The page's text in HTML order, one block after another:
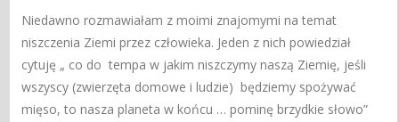
Niedawno rozmawiałam z moimi znajomymi na temat
niszczenia Ziemi przez człowieka. Jeden z nich powiedział
cytuję „ co do tempa w jakim niszczymy naszą Ziemię, jeśli
wszyscy (zwierzęta domowe i ludzie) będziemy spożywać
mięso, to nasza planeta w końcu … pominę brzydkie słowo”